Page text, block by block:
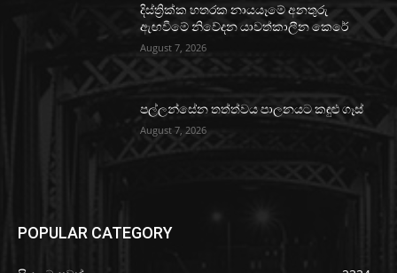
දිස්ත්‍රික්ක හතරක නායයෑමේ අනතුරු
ඇඟවීමේ නිවේදන යාවත්කාලීන කෙරේ
August 7, 2026
පල්ලන්සේන තත්ත්වය පාලනයට කඳුළු ගෑස්
August 7, 2026
POPULAR CATEGORY